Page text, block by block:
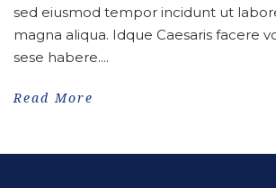
sed eiusmod tempor incidunt ut
magna aliqua. Idque Caesaris facere
sese habere....
Read More